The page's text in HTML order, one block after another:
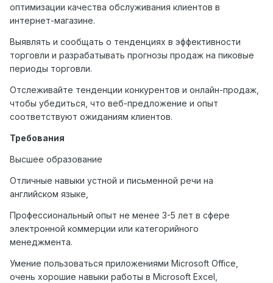
оптимизации качества обслуживания клиентов в
интернет-магазине.
Выявлять и сообщать о тенденциях в эффективности
торговли и разрабатывать прогнозы продаж на пиковые
периоды торговли.
Отслеживайте тенденции конкурентов и онлайн-продаж,
чтобы убедиться, что веб-предложение и опыт
соответствуют ожиданиям клиентов.
Требования
Высшее образование
Отличные навыки устной и письменной речи на
английском языке,
Профессиональный опыт не менее 3-5 лет в сфере
электронной коммерции или категорийного
менеджмента.
Умение пользоваться приложениями Microsoft Office,
очень хорошие навыки работы в Microsoft Excel,